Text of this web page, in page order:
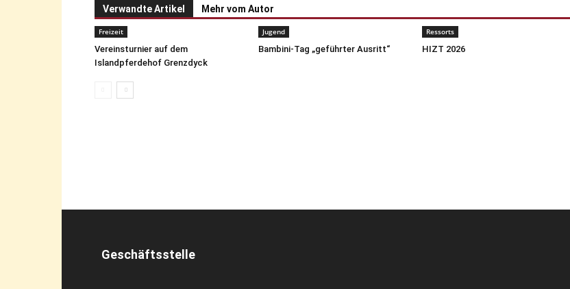
Verwandte Artikel Mehr vom Autor
Freizeit
Vereinsturnier auf dem
Islandpferdehof Grenzdyck
Jugend
Bambini-Tag „geführter Ausritt“
Ressorts
HIZT 2026
Geschäftsstelle